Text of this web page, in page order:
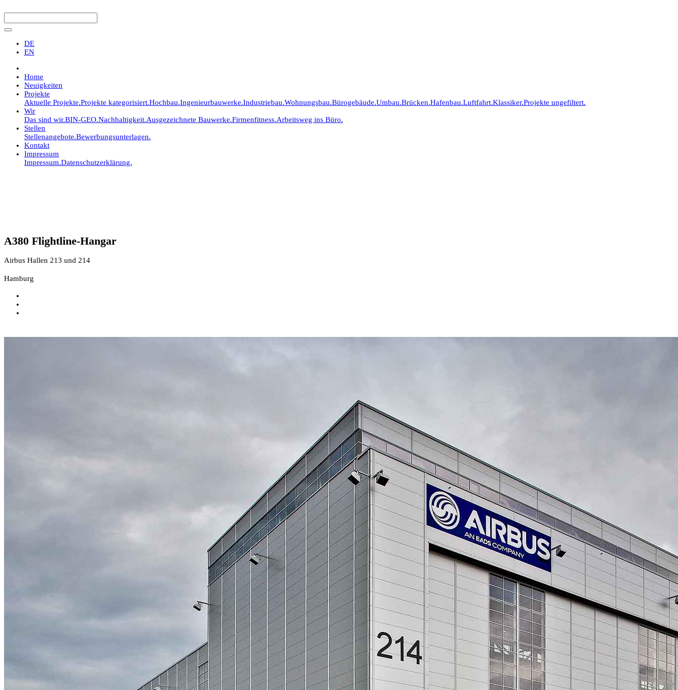
DE
EN
Home
Neuigkeiten
Projekte
Aktuelle Projekte.Projekte kategorisiert.Hochbau.Ingenieurbauwerke.Industriebau.Wohnungsbau.Bürogebäude.Umbau.Brücken.Hafenbau.Luftfahrt.Klassiker.Projekte ungefiltert.
Wir
Das sind wir.BIN-GEO.Nachhaltigkeit.Ausgezeichnete Bauwerke.Firmenfitness.Arbeitsweg ins Büro.
Stellen
Stellenangebote.Bewerbungsunterlagen.
Kontakt
Impressum
Impressum.Datenschutzerklärung.
A380 Flightline-Hangar
Airbus Hallen 213 und 214
Hamburg